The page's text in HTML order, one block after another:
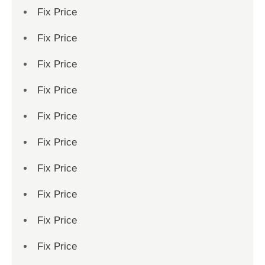
Fix Price
Fix Price
Fix Price
Fix Price
Fix Price
Fix Price
Fix Price
Fix Price
Fix Price
Fix Price